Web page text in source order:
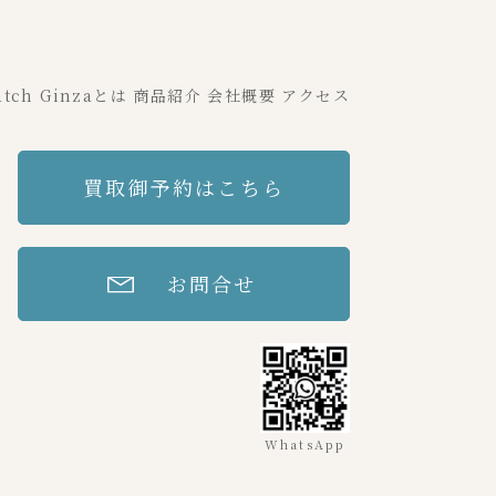
Ginzaとは 商品紹介 会社概要 アクセス
買取御予約はこちら
お問合せ
WhatsApp